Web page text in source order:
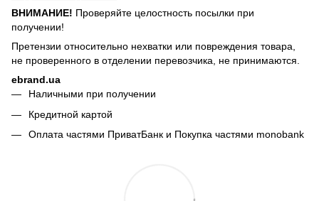
ВНИМАНИЕ! Проверяйте целостность посылки при
получении!
Претензии относительно нехватки или повреждения товара,
не проверенного в отделении перевозчика, не принимаются.
ebrand.ua
Наличными при получении
Кредитной картой
Оплата частями ПриватБанк и Покупка частями monobank